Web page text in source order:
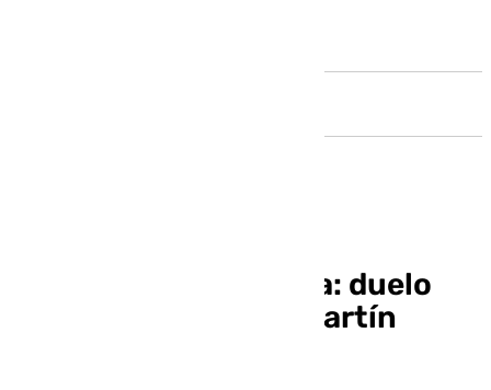
Unicaja-FC Barcelona: duelo
por el liderato en el Martín